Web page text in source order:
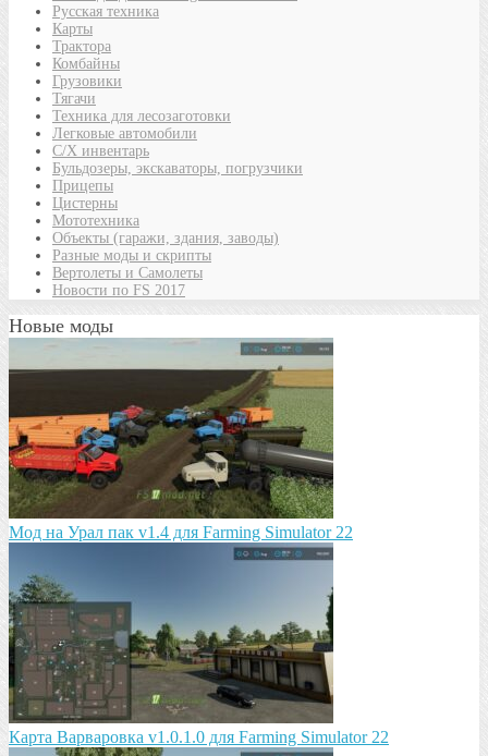
Русская техника
Карты
Трактора
Комбайны
Грузовики
Тягачи
Техника для лесозаготовки
Легковые автомобили
С/Х инвентарь
Бульдозеры, экскаваторы, погрузчики
Прицепы
Цистерны
Мототехника
Объекты (гаражи, здания, заводы)
Разные моды и скрипты
Вертолеты и Самолеты
Новости по FS 2017
Новые моды
Мод на Урал пак v1.4 для Farming Simulator 22
Карта Варваровка v1.0.1.0 для Farming Simulator 22